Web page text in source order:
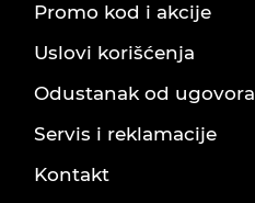
Promo kod i akcije
Uslovi korišćenja
Odustanak od ugovora
Servis i reklamacije
Kontakt